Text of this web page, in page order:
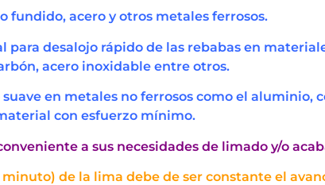
fundido, acero y otros metales ferrosos.
para desalojo rápido de las rebabas en
acero inoxidable entre otros.
suave en metales no ferrosos como el
con esfuerzo mínimo.
a sus necesidades de limado y/o
minuto) de la lima debe de ser constante el